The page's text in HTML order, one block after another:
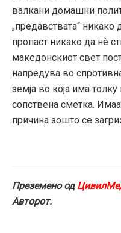
валкани домашни
„предавствата“ никако
пропаст никако да нѐ
македонскиот свет
напредува во
земја во која има
сопствена сметка.
причина зошто се
Преземено од
Авторот.